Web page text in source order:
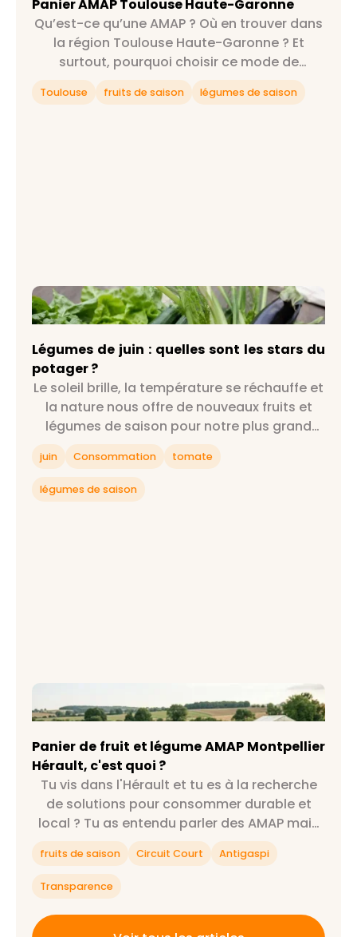
Panier AMAP Toulouse Haute-Garonne
Qu’est-ce qu’une AMAP ? Où en trouver dans
la région Toulouse Haute-Garonne ? Et
surtout, pourquoi choisir ce mode de
consommation ? On répond à toutes tes
questions et plus encore 😉
Toulouse fruits de saison légumes de saison
Légumes de juin : quelles sont les stars du
potager ?
Légumes de juin : quelles sont les stars du
potager ?
Le soleil brille, la température se réchauffe et
la nature nous offre de nouveaux fruits et
légumes de saison pour notre plus grand
bonheur : on est officiellement au mois de
juin !
juin Consommation tomate
légumes de saison
Panier de fruit et légume AMAP Montpellier
Hérault, c'est quoi ?
Panier de fruit et légume AMAP Montpellier
Hérault, c'est quoi ?
Tu vis dans l'Hérault et tu es à la recherche
de solutions pour consommer durable et
local ? Tu as entendu parler des AMAP mais
tu ne sais pas exactement ce que c'est ?
Alors cet article est fait pour toi 😉
fruits de saison Circuit Court Antigaspi
Transparence